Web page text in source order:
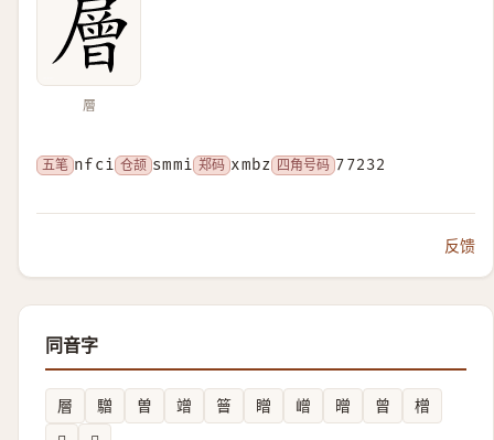
層
五笔 nfci 仓颉 smmi 郑码 xmbz 四角号码 77232
反馈
同音字
層 驓 曽 竲 䉕 䁬 嶒 㬝 曾
橧